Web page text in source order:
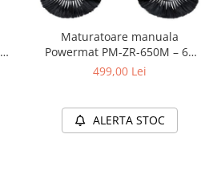
Maturatoare manuala
Powermat PM-ZR-650M – 65
cm, 20L, fara fir, pentru
499,00 Lei
ALERTA STOC